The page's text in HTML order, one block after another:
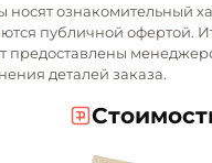
носят ознакомительный
публичной офертой.
предоставлены
деталей заказа.